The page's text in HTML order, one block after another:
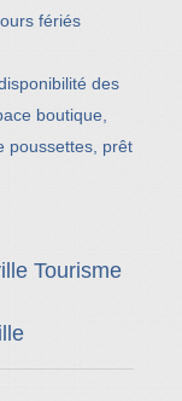
fériés
des
boutique,
poussettes, prêt
Tourisme